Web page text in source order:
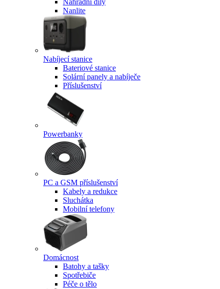
Náhradní díly
Nanlite
Nabíjecí stanice
Bateriové stanice
Solární panely a nabíječe
Příslušenství
Powerbanky
PC a GSM příslušenství
Kabely a redukce
Sluchátka
Mobilní telefony
Domácnost
Batohy a tašky
Spotřebiče
Péče o tělo